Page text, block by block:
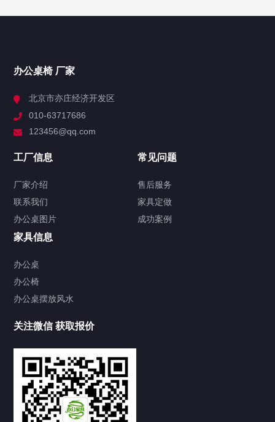
大班台 主管桌
屏风办公隔断
办公屏风隔断 屏风高隔断
办公会议桌 折叠会议桌
文件柜
办公文件柜
办公沙发
办公椅
老板椅 办公椅
其他家具
办公桌摆放风水 家具新闻
办公桌椅 厂家
北京市亦庄经济开发区
010-63717686
123456@qq.com
工厂信息
厂家介绍
联系我们
办公桌图片
常见问题
售后服务
家具定做
成功案例
家具信息
办公桌
办公椅
办公桌摆放风水
关注微信 获取报价